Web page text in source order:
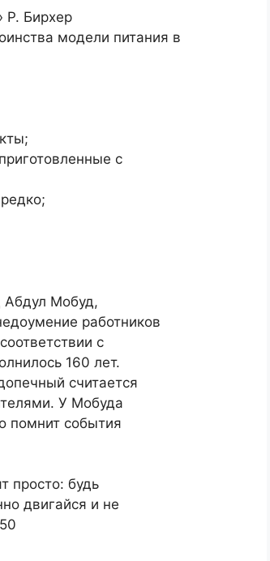
Р. Бирхер
модели питания в
с
Абдул Мобуд,
работников
с
160 лет.
считается
У Мобуда
помнит события
просто: будь
двигайся и не